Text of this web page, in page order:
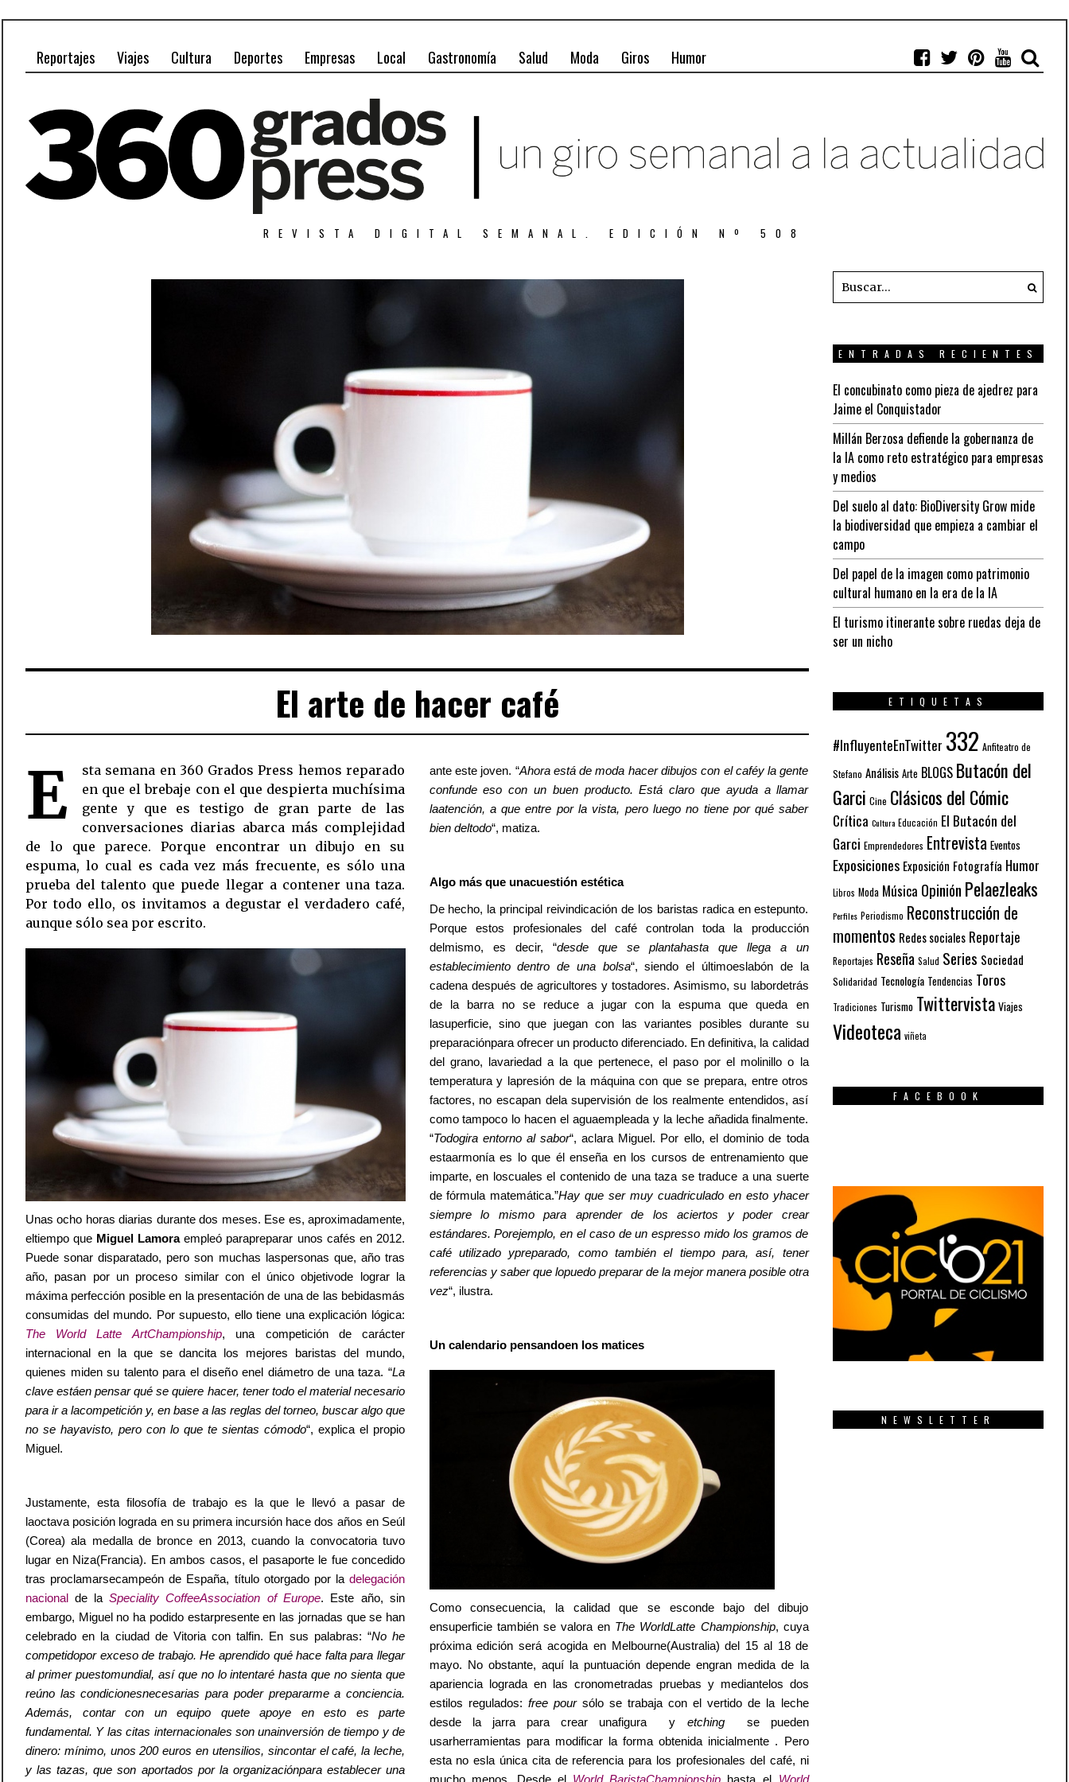
Reportajes Viajes Cultura Deportes Empresas Local Gastronomía Salud Moda Giros Humor
REVISTA DIGITAL SEMANAL. EDICIÓN Nº 508
El arte de hacer café
E
sta semana en 360 Grados Press hemos reparado
en que el brebaje con el que despierta muchísima
gente y que es testigo de gran parte de las
conversaciones diarias abarca más complejidad
de lo que parece. Porque encontrar un dibujo en su
espuma, lo cual es cada vez más frecuente, es sólo una
prueba del talento que puede llegar a contener una taza.
Por todo ello, os invitamos a degustar el verdadero café,
aunque sólo sea por escrito.
Unas ocho horas diarias durante dos meses. Ese es, aproximadamente,
eltiempo que Miguel Lamoraempleó parapreparar unos cafés en 2012.
Puede sonar disparatado, pero son muchas laspersonas que, año tras
año, pasan por un proceso similar con el único objetivode lograr la
máxima perfección posible en la presentación de una de las bebidasmás
consumidas del mundo. Por supuesto, ello tiene una explicación lógica:
The World Latte ArtChampionship, una competición de carácter
internacional en la que se dancita los mejores baristas del mundo,
quienes miden su talento para el diseño enel diámetro de una taza. “La
clave estáen pensar qué se quiere hacer, tener todo el material necesario
para ir a lacompetición y, en base a las reglas del torneo, buscar algo que
no se hayavisto, pero con lo que te sientas cómodo“, explica el propio
Miguel.
Justamente, esta filosofía de trabajo es la que le llevó a pasar de
laoctava posición lograda en su primera incursión hace dos años en Seúl
(Corea) ala medalla de bronce en 2013, cuando la convocatoria tuvo
lugar en Niza(Francia). En ambos casos, el pasaporte le fue concedido
tras proclamarsecampeón de España, título otorgado por la delegación
nacional
de la Speciality CoffeeAssociation of Europe. Este año, sin
embargo, Miguel no ha podido estarpresente en las jornadas que se han
celebrado en la ciudad de Vitoria con talfin. En sus palabras: “No he
competidopor exceso de trabajo. He aprendido qué hace falta para llegar
al primer puestomundial, así que no lo intentaré hasta que no sienta que
reúno las condicionesnecesarias para poder prepararme a conciencia.
Además, contar con un equipo quete apoye en esto es parte
fundamental. Y las citas internacionales son unainversión de tiempo y de
dinero: mínimo, unos 200 euros en utensilios, sincontar el café, la leche,
y las tazas, que son aportados por la organizaciónpara establecer una
ante este joven. “Ahora está de moda hacer dibujos con el caféy la gente
confunde eso con un buen producto. Está claro que ayuda a llamar
laatención, a que entre por la vista, pero luego no tiene por qué saber
bien deltodo“, matiza.
Algo más que unacuestión estética
De hecho, la principal reivindicación de los baristas radica en estepunto.
Porque estos profesionales del café controlan toda la producción
delmismo, es decir, “desde que se plantahasta que llega a un
establecimiento dentro de una bolsa“, siendo el últimoeslabón de la
cadena después de agricultores y tostadores. Asimismo, su labordetrás
de la barra no se reduce a jugar con la espuma que queda en
lasuperficie, sino que juegan con las variantes posibles durante su
preparaciónpara ofrecer un producto diferenciado. En definitiva, la calidad
del grano, lavariedad a la que pertenece, el paso por el molinillo o la
temperatura y lapresión de la máquina con que se prepara, entre otros
factores, no escapan dela supervisión de los realmente entendidos, así
como tampoco lo hacen el aguaempleada y la leche añadida finalmente.
“Todogira entorno al sabor“, aclara Miguel. Por ello, el dominio de toda
estaarmonía es lo que él enseña en los cursos de entrenamiento que
imparte, en loscuales el contenido de una taza se traduce a una suerte
de fórmula matemática.”Hay que ser muy cuadriculado en esto yhacer
siempre lo mismo para aprender de los aciertos y poder crear
estándares. Porejemplo, en el caso de un espresso mido los gramos de
café utilizado ypreparado, como también el tiempo para, así, tener
referencias y saber que lopuedo preparar de la mejor manera posible otra
vez“, ilustra.
Un calendario pensandoen los matices
Como consecuencia, la calidad que se esconde bajo del dibujo
ensuperficie también se valora en The WorldLatte Championship, cuya
próxima edición será acogida en Melbourne(Australia) del 15 al 18 de
mayo. No obstante, aquí la puntuación depende engran medida de la
apariencia lograda en las cronometradas pruebas y mediantelos dos
estilos regulados: free pour sólo se trabaja con el vertido de la leche
desde la jarra para crear unafigura  y etching se pueden
usarherramientas para modificar la forma obtenida inicialmente . Pero
esta no esla única cita de referencia para los profesionales del café, ni
ENTRADAS RECIENTES
El concubinato como pieza de ajedrez para
Jaime el Conquistador
Millán Berzosa defiende la gobernanza de
la IA como reto estratégico para empresas
y medios
Del suelo al dato: BioDiversity Grow mide
la biodiversidad que empieza a cambiar el
campo
Del papel de la imagen como patrimonio
cultural humano en la era de la IA
El turismo itinerante sobre ruedas deja de
ser un nicho
ETIQUETAS
#InfluyenteEnTwitter 332 Anfiteatro de
Stefano Análisis Arte BLOGS Butacón del
Garci Cine Clásicos del Cómic
Crítica Cultura Educación El Butacón del
Garci Emprendedores Entrevista Eventos
Exposiciones Exposición Fotografía Humor
Libros Moda Música Opinión Pelaezleaks
Perfiles Periodismo Reconstrucción de
momentos Redes sociales Reportaje
Reportajes Reseña Salud Series Sociedad
Solidaridad Tecnología Tendencias Toros
Tradiciones Turismo Twittervista Viajes
Videoteca viñeta
FACEBOOK
NEWSLETTER